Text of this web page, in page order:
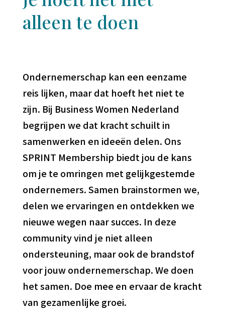
alleen te doen
Ondernemerschap kan een eenzame
reis lijken, maar dat hoeft het niet te
zijn. Bij Business Women Nederland
begrijpen we dat kracht schuilt in
samenwerken en ideeën delen. Ons
SPRINT Membership biedt jou de kans
om je te omringen met gelijkgestemde
ondernemers. Samen brainstormen we,
delen we ervaringen en ontdekken we
nieuwe wegen naar succes. In deze
community vind je niet alleen
ondersteuning, maar ook de brandstof
voor jouw ondernemerschap. We doen
het samen. Doe mee en ervaar de kracht
van gezamenlijke groei.